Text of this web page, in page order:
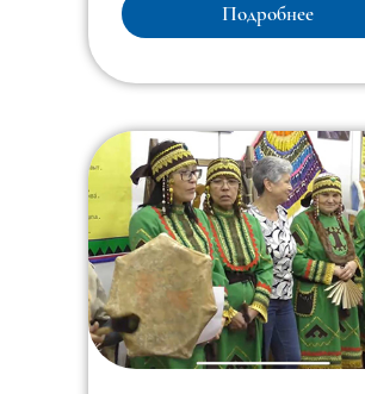
Подробнее